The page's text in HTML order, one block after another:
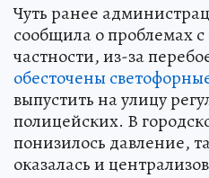
Чуть ранее
сообщила о проблемах
частности, из-за
обесточены
выпустить на улицу
полицейских. В
понизилось давление,
оказалась и